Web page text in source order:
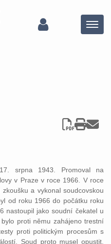
Menu
srpna 1943. Promoval na
v Praze v roce 1966. V roce
a vykonal soudcovskou
od roku 1966 do počátku roku
nastoupil jako soudní čekatel u
proti němu zahájeno trestní
proti politickým procesům s
Soud proto musel opustit.